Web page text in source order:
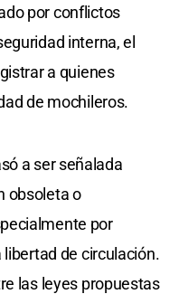
por conflictos
interna, el
a quienes
de mochileros.
a ser señalada
obsoleta o
por
de circulación.
las leyes propuestas